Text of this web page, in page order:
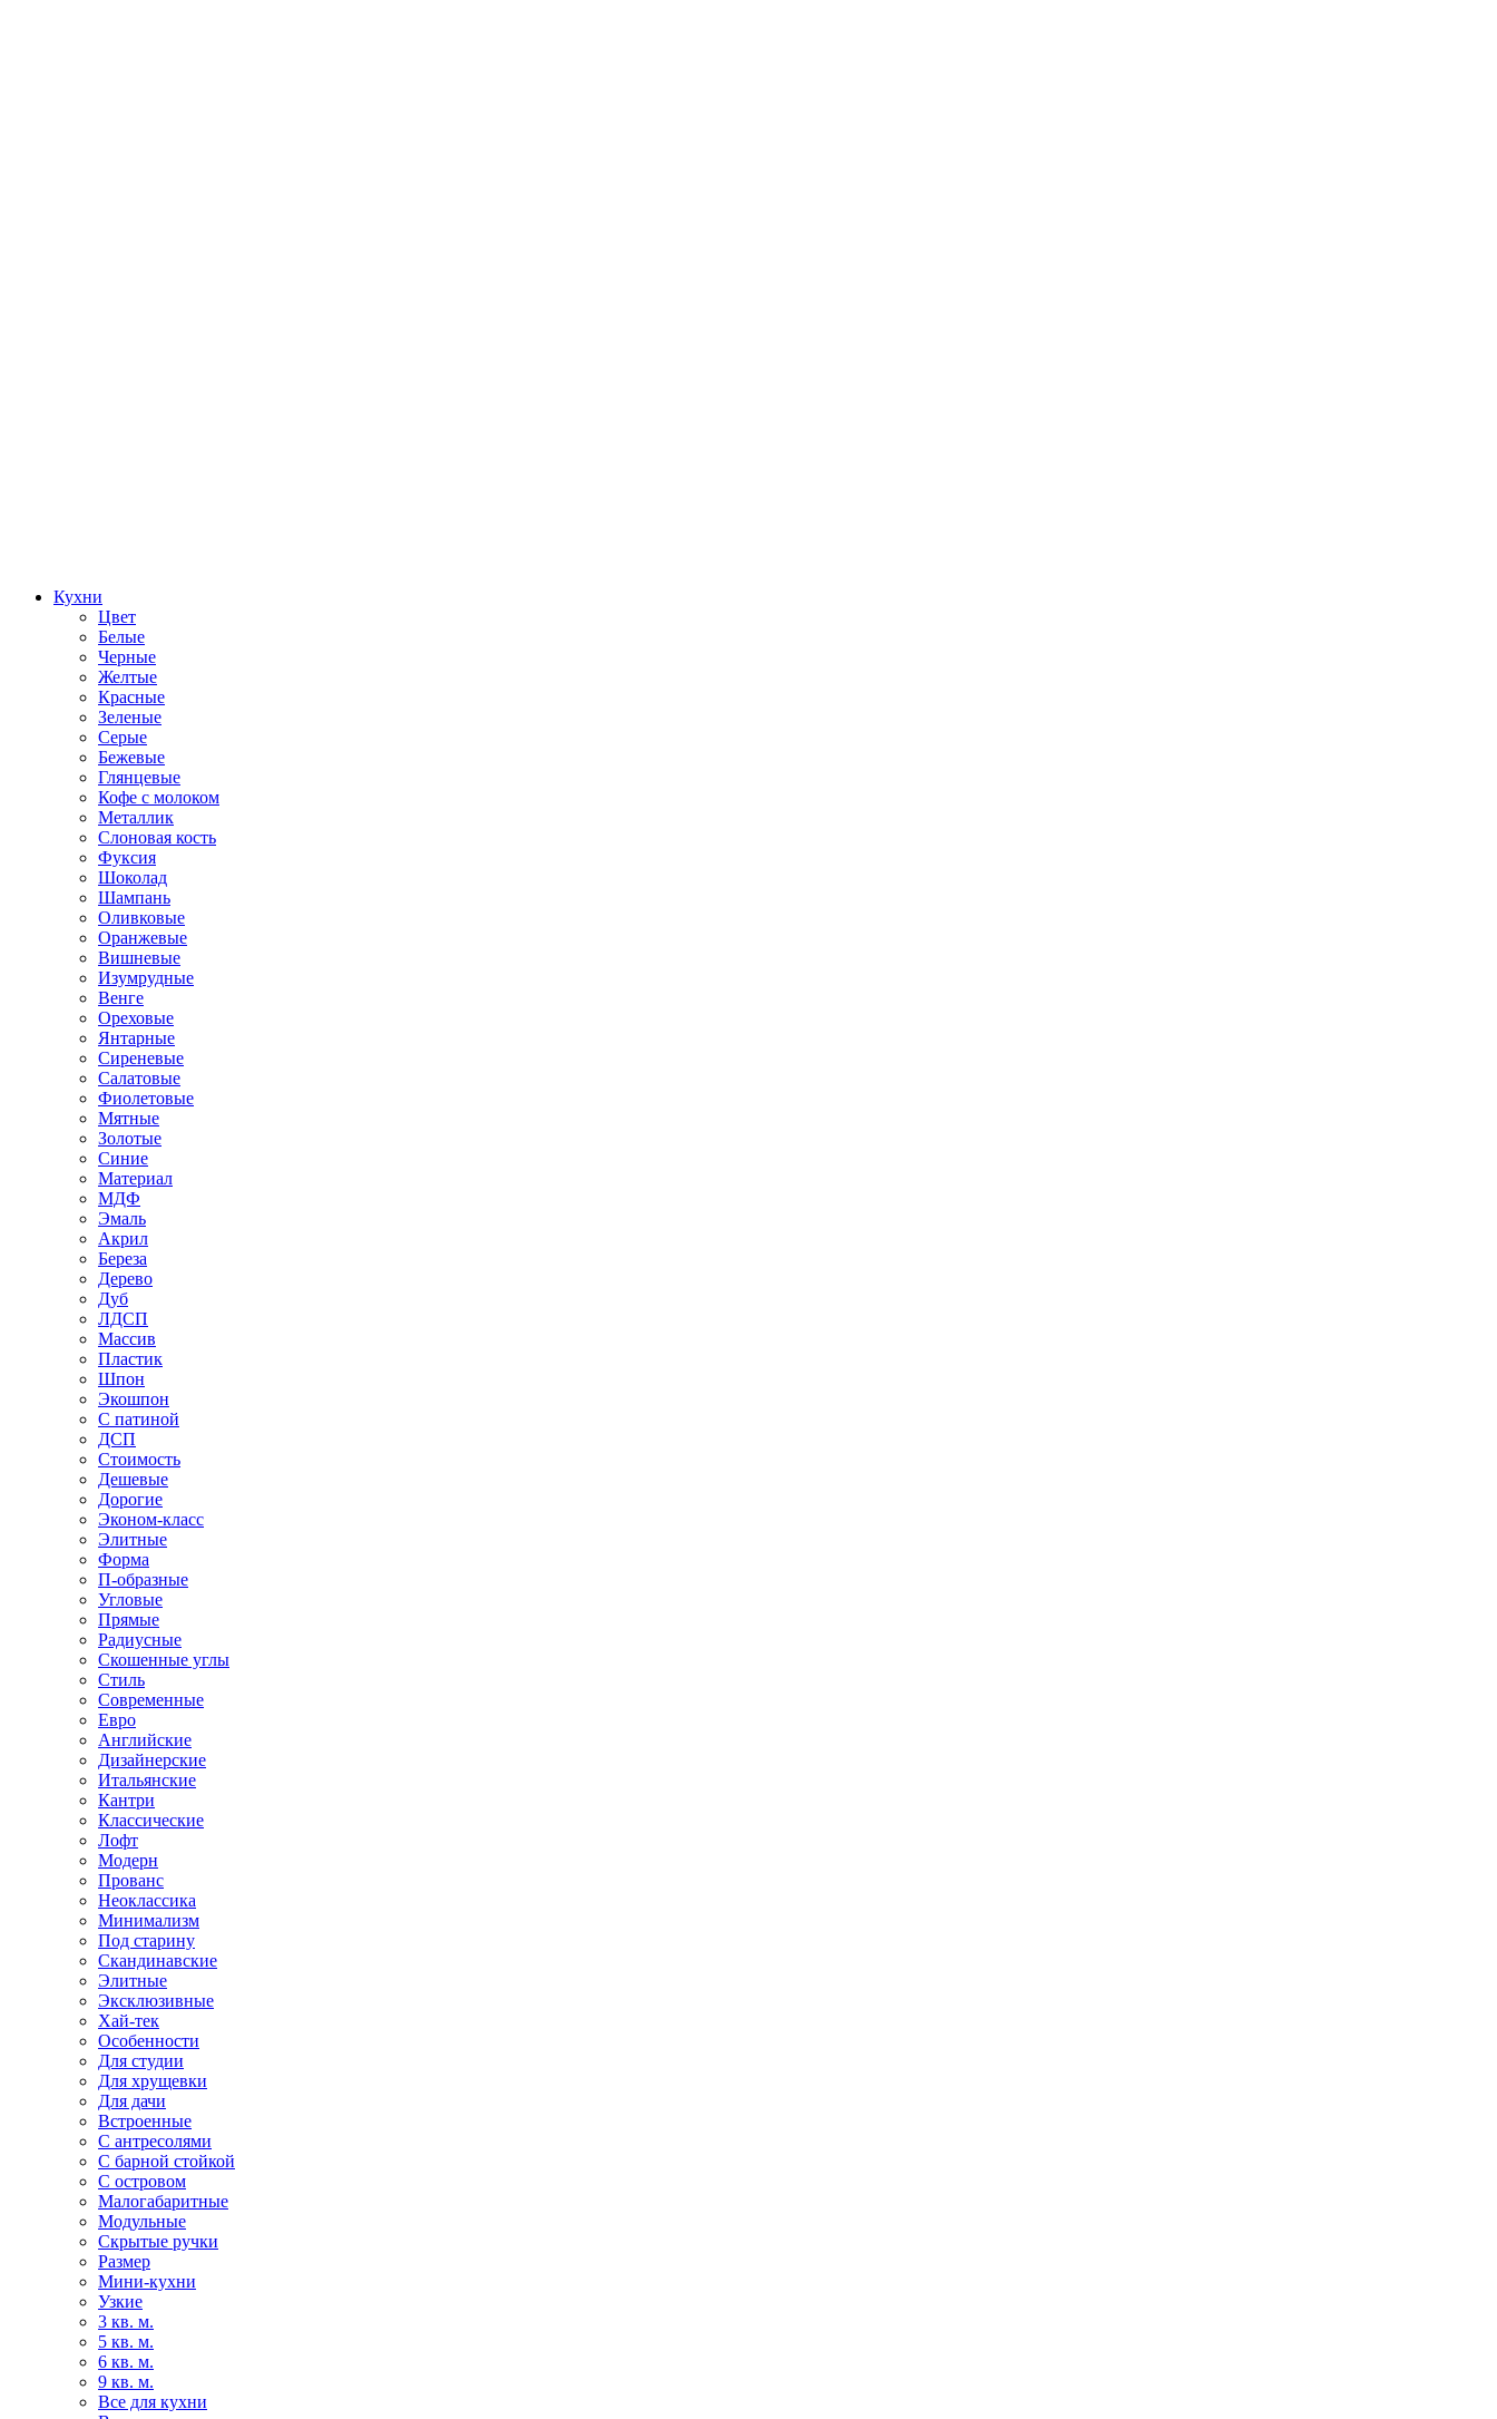
Кухни
Цвет
Белые
Черные
Желтые
Красные
Зеленые
Серые
Бежевые
Глянцевые
Кофе с молоком
Металлик
Слоновая кость
Фуксия
Шоколад
Шампань
Оливковые
Оранжевые
Вишневые
Изумрудные
Венге
Ореховые
Янтарные
Сиреневые
Салатовые
Фиолетовые
Мятные
Золотые
Синие
Материал
МДФ
Эмаль
Акрил
Береза
Дерево
Дуб
ЛДСП
Массив
Пластик
Шпон
Экошпон
С патиной
ДСП
Стоимость
Дешевые
Дорогие
Эконом-класс
Элитные
Форма
П-образные
Угловые
Прямые
Радиусные
Скошенные углы
Стиль
Современные
Евро
Английские
Дизайнерские
Итальянские
Кантри
Классические
Лофт
Модерн
Прованс
Неоклассика
Минимализм
Под старину
Скандинавские
Элитные
Эксклюзивные
Хай-тек
Особенности
Для студии
Для хрущевки
Для дачи
Встроенные
С антресолями
С барной стойкой
С островом
Малогабаритные
Модульные
Скрытые ручки
Размер
Мини-кухни
Узкие
3 кв. м.
5 кв. м.
6 кв. м.
9 кв. м.
Все для кухни